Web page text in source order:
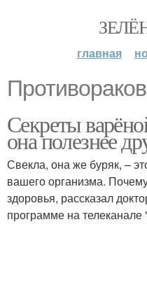
главная
Секреты
она полезнее
Свекла, она же буряк, –
вашего организма.
здоровья, рассказал
программе на телеканале